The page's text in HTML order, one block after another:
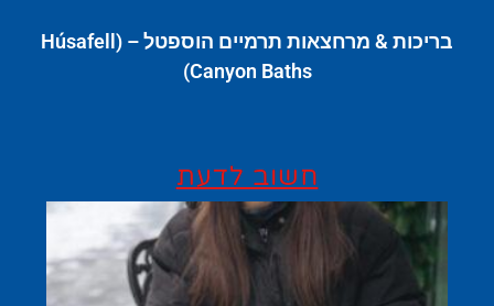
בריכות & מרחצאות תרמיים הוספטל – (Húsafell
Canyon Baths)
חשוב לדעת